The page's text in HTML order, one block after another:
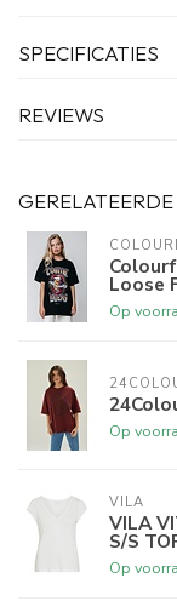
SPECIFICATIES
REVIEWS
Loose
Op
Op
VILA
VILA
S/S
Op